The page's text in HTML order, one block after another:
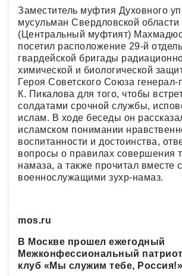
Заместитель муфтия Духовного
мусульман Свердловской области
(Центральный муфтият)
посетил расположение 29-й
гвардейской бригады
химической и биологической
Героя Советского Союза генерал-
К. Пикалова для того, чтобы
солдатами срочной службы,
ислам. В ходе беседы он
исламском понимании
воспитанности и достоинства,
вопросы о правилах совершения
намаза, а также прочитал вместе с
военнослужащими зухр-намаз.
mos.ru
В Москве прошел ежегодный
Межконфессиональный
клуб «Мы служим тебе, Россия!»